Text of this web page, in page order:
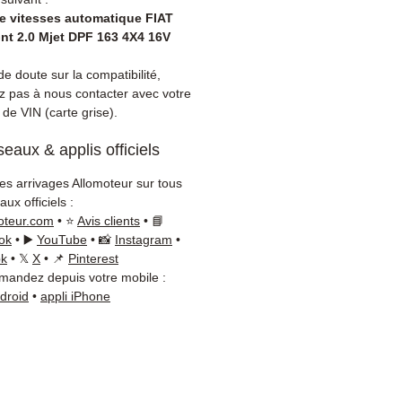
bruits suspects à
L'échange standard
plus économique
réparation.
:Avant commande,
la référence de votre pièce
sur votre véhicule
équipe technique reste
par WhatsApp au
54pour toute vérification.
& garantie :Expédition en
ouvrés en France
livraison gratuite
sécurisée. Expédition
vitesses automatique FIAT
2.0 Mjet DPF 163 4X4 16V
doute sur la compatibilité,
pas à nous contacter avec votre
VIN (carte grise).
& applis officiels
arrivages Allomoteur sur tous
officiels :
• ⭐ Avis clients • 📘
• ▶️ YouTube • 📸 Instagram •
• 𝕏 X • 📌 Pinterest
depuis votre mobile :
• appli iPhone